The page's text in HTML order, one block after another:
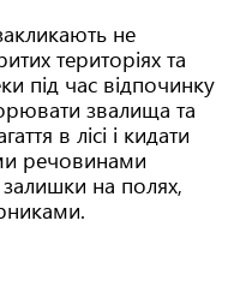
не
територіях та
під час відпочинку
звалища та
в лісі і кидати
речовинами
на полях,